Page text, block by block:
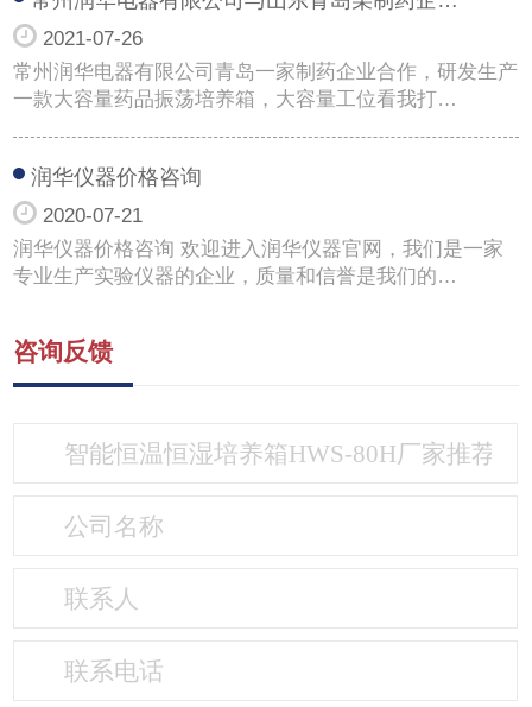
2021-07-26
常州润华电器有限公司青岛一家制药企业合作，研发生产
一款大容量药品振荡培养箱，大容量工位看我打…
润华仪器价格咨询
2020-07-21
润华仪器价格咨询 欢迎进入润华仪器官网，我们是一家
专业生产实验仪器的企业，质量和信誉是我们的…
咨询反馈